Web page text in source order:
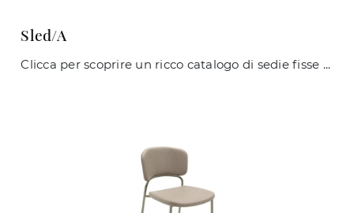
Sled/A
Clicca per scoprire un ricco catalogo di sedie fisse per stanze moderne: il modello Sled/A di Zamagna ti aspetta!